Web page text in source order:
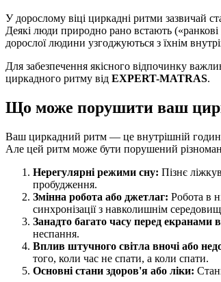
У дорослому віці циркадні ритми зазвичай
Деякі люди природно рано встають
дорослої людини узгоджуються з їхнім
Для забезпечення якісного відпочинку
циркадного ритму від EXPERT-MATRAS.
Що може порушити ваш
Ваш циркадний ритм — це внутрішній
Але цей ритм може бути порушений
Нерегулярні режими сну: Пізнє
пробудження.
Змінна робота або джетлаг: Робота в
синхронізації з навколишнім
Занадто багато часу перед екранами
неспання.
Вплив штучного світла вночі або
того, коли час не спати, а коли спати.
Основні стани здоров'я або ліки: